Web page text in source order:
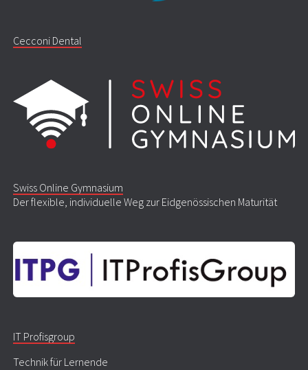
Cecconi Dental
Swiss Online Gymnasium
Der flexible, individuelle Weg zur Eidgenössischen Maturität
IT Profisgroup
Technik für Lernende